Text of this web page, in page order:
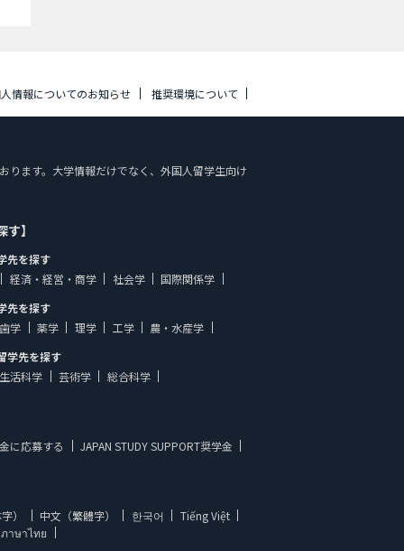
情報についてのお知らせ 推奨環境について
ります。大学情報だけでなく、外国人留学生向け
】
先を探す
経済・経営・商学
社会学
国際関係学
先を探す
学
薬学 理学 工学
農・水産学
学先を探す
生活科学
芸術学 総合科学
に応募する JAPAN STUDY SUPPORT奨学金
） 中文（繁體字） 한국어
Tiếng Việt
ภาษาไทย